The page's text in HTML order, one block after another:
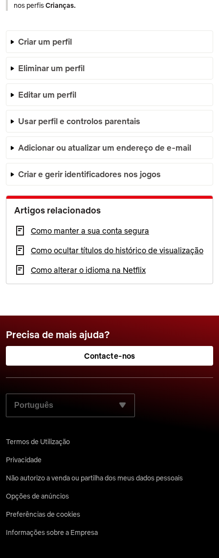
nos perfisCrianças.
Criar um perfil
Eliminar um perfil
Editar um perfil
Usar perfil e controlos parentais
Adicionar ou atualizar um endereço de e-mail
Criar e gerir identificadores nos jogos
Artigos relacionados
Como manter a sua conta segura
Como ocultar títulos do histórico de visualização
Como alterar o idioma na Netflix
Precisa de mais ajuda?
Contacte-nos
SELECIONE O SEU IDIOMA PREFERIDO:
Termos de Utilização
Privacidade
Não autorizo a venda ou partilha dos meus dados pessoais
Opções de anúncios
Preferências de cookies
Informações sobre a Empresa